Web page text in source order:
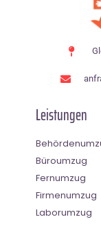
Leistungen
Büroumzug
Fernumzug
Firmenumzug
Laborumzug